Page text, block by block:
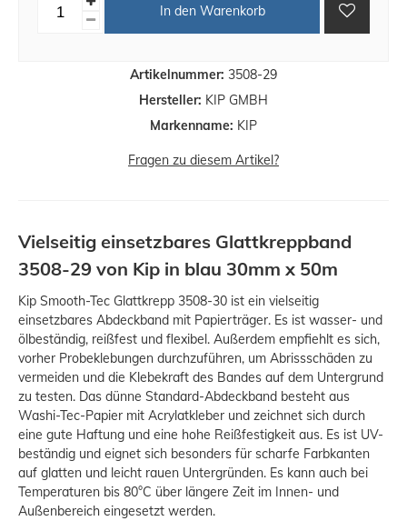
Artikelnummer: 3508-29
Hersteller: KIP GMBH
Markenname: KIP
In den Warenkorb
Fragen zu diesem Artikel?
Vielseitig einsetzbares Glattkreppband
3508-29 von Kip in blau 30mm x 50m
Kip Smooth-Tec Glattkrepp 3508-30 ist ein vielseitig
einsetzbares Abdeckband mit Papierträger. Es ist wasser- und
ölbeständig, reißfest und flexibel. Außerdem empfiehlt es sich,
vorher Probeklebungen durchzuführen, um Abrissschäden zu
vermeiden und die Klebekraft des Bandes auf dem Untergrund
zu testen. Das dünne Standard-Abdeckband besteht aus
Washi-Tec-Papier mit Acrylatkleber und zeichnet sich durch
eine gute Haftung und eine hohe Reißfestigkeit aus. Es ist UV-
beständig und eignet sich besonders für scharfe Farbkanten
auf glatten und leicht rauen Untergründen. Es kann auch bei
Temperaturen bis 80°C über längere Zeit im Innen- und
Außenbereich eingesetzt werden.